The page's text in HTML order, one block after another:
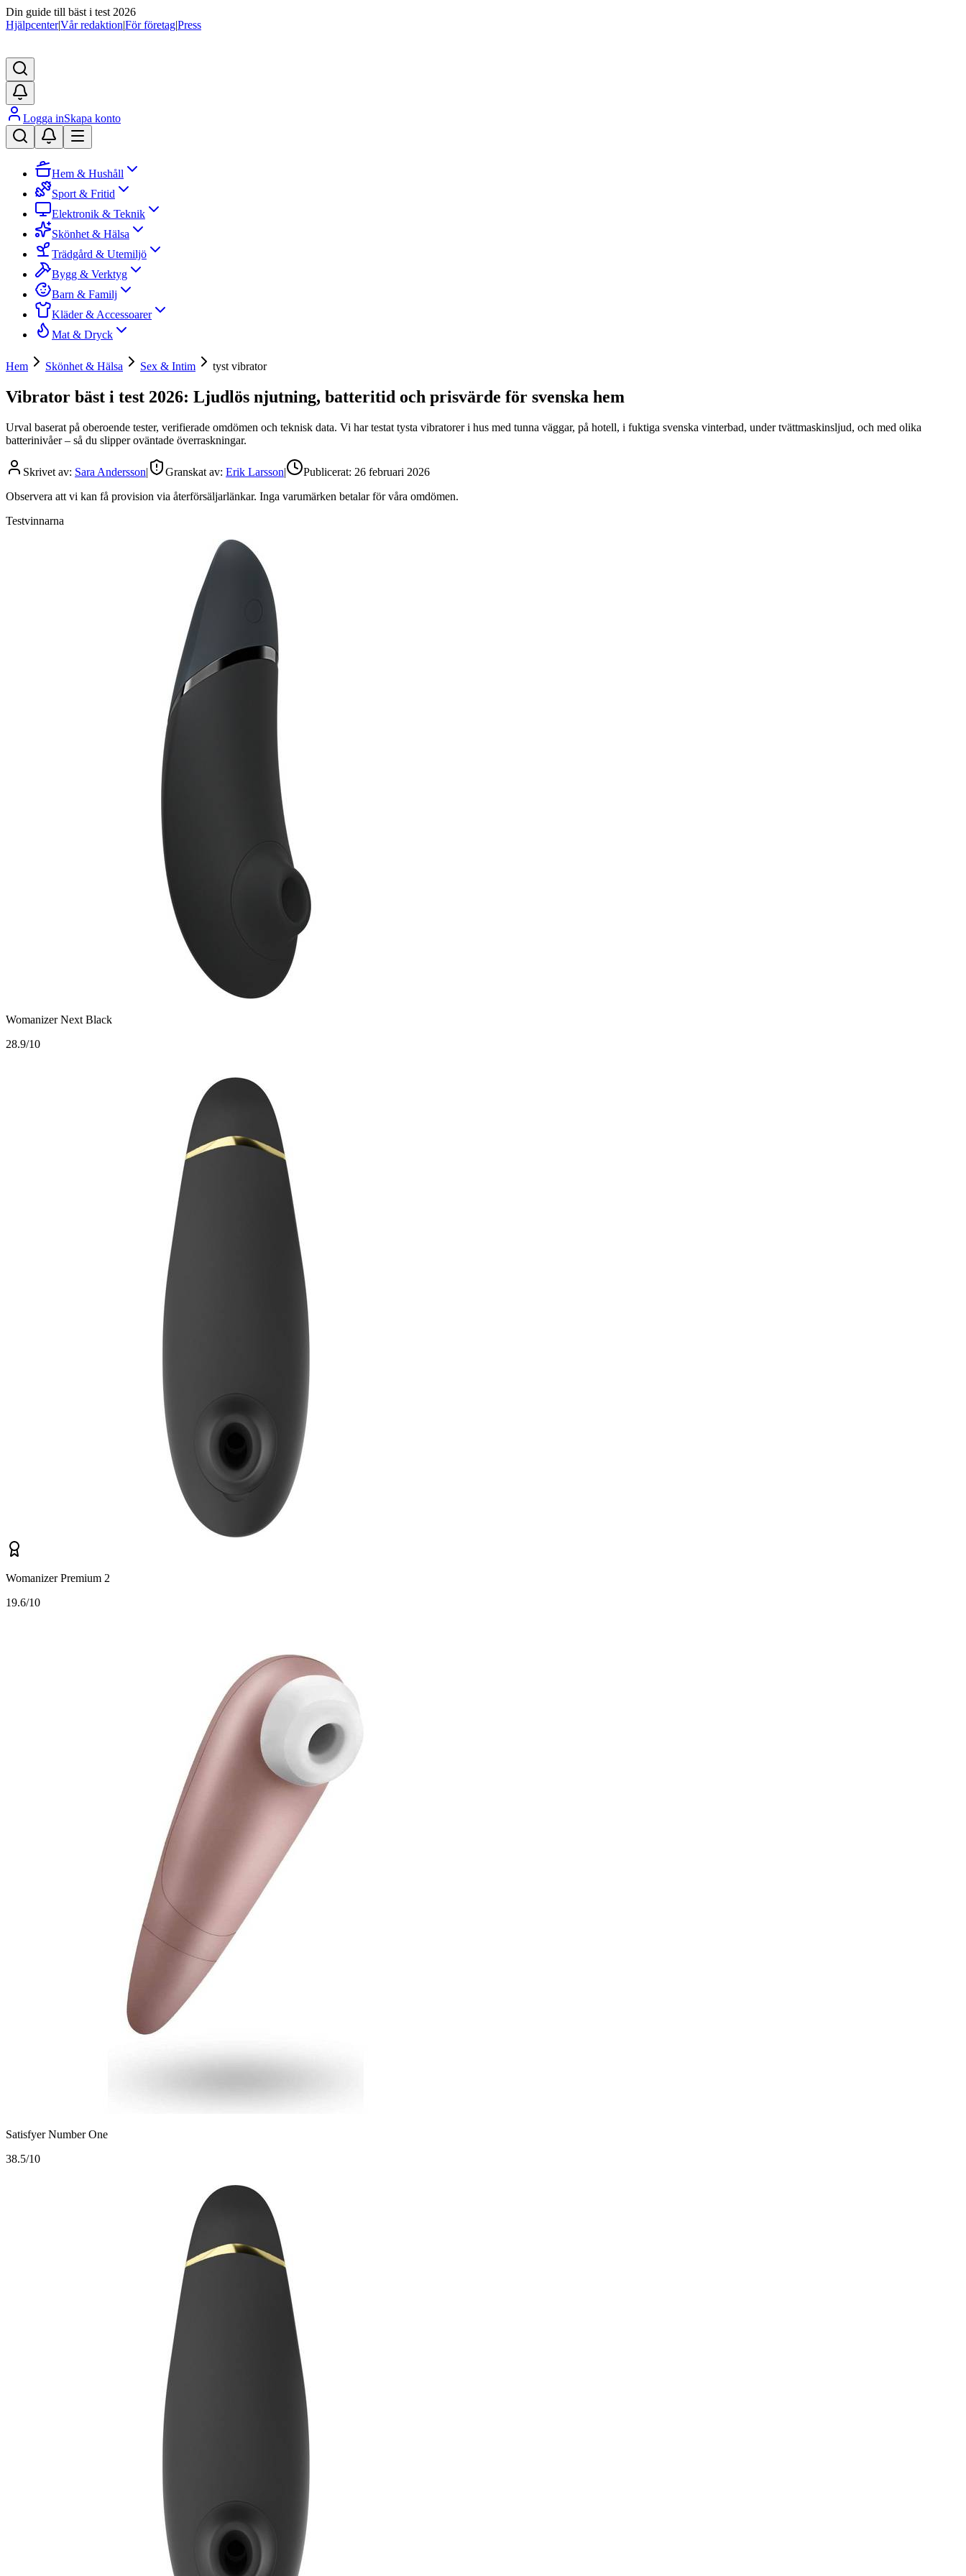
Din guide till bäst i test 2026
Hjälpcenter|Vår redaktion|För företag|Press
Logga inSkapa konto
Hem & Hushåll
Sport & Fritid
Elektronik & Teknik
Skönhet & Hälsa
Trädgård & Utemiljö
Bygg & Verktyg
Barn & Familj
Kläder & Accessoarer
Mat & Dryck
Hem Skönhet & Hälsa Sex & Intim tyst vibrator
Vibrator bäst i test 2026: Ljudlös njutning, batteritid och prisvärde för svenska hem
Urval baserat på oberoende tester, verifierade omdömen och teknisk data. Vi har testat tysta vibratorer i hus med tunna väggar, på hotell, i fuktiga svenska vinterbad, under tvättmaskinsljud, och med olika
batterinivåer – så du slipper oväntade överraskningar.
Skrivet av: Sara Andersson| Granskat av: Erik Larsson| Publicerat: 26 februari 2026
Observera att vi kan få provision via återförsäljarlänkar. Inga varumärken betalar för våra omdömen.
Testvinnarna
Womanizer Next Black
28.9/10
Womanizer Premium 2
19.6/10
Satisfyer Number One
38.5/10